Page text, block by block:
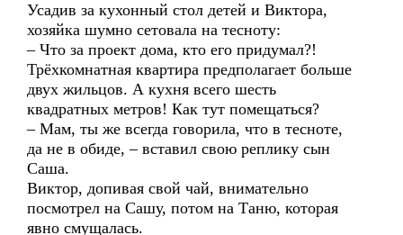
Усадив за кухонный стол детей и Виктора,
хозяйка шумно сетовала на тесноту:
– Что за проект дома, кто его придумал?!
Трёхкомнатная квартира предполагает больше
двух жильцов. А кухня всего шесть
квадратных метров! Как тут помещаться?
– Мам, ты же всегда говорила, что в тесноте,
да не в обиде, – вставил свою реплику сын
Саша.
Виктор, допивая свой чай, внимательно
посмотрел на Сашу, потом на Таню, которая
явно смущалась.